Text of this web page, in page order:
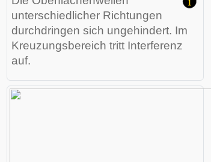
unterschiedlicher Richtungen
durchdringen sich ungehindert. Im
Kreuzungsbereich tritt Interferenz
auf.